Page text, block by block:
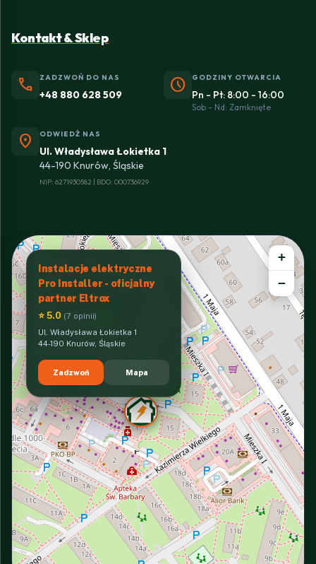
Kontakt & Sklep
phone ZADZWOŃ DO NAS
+48 880 628 509 schedule GODZINY OTWARCIA
Pn - Pt: 8:00 - 16:00
Sob - Nd: Zamknięte
location_on ODWIEDŹ NAS
Ul. Władysława Łokietka 1
44-190 Knurów, Śląskie
NIP: 6271930582 | BDO: 000736929
Instalacje elektryczne
Pro Installer - oficjalny
partner Eltrox
⭐ 5.0 (7 opinii)
Ul. Władysława Łokietka 1
44-190 Knurów, Śląskie
Zadzwoń Mapa
+
−